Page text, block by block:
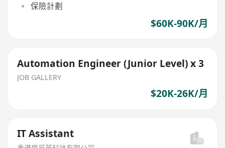
保險計劃
$60K-90K/月
Automation Engineer (Junior Level) x 3
JOB GALLERY
$20K-26K/月
IT Assistant